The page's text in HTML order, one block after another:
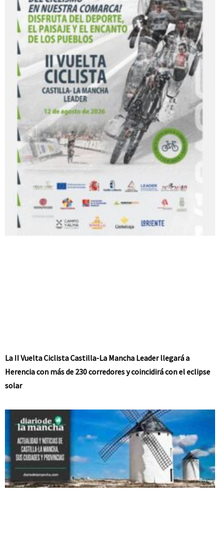
La II Vuelta Ciclista Castilla-La Mancha Leader llegará a
Herencia con más de 230 corredores y coincidirá con el eclipse
solar